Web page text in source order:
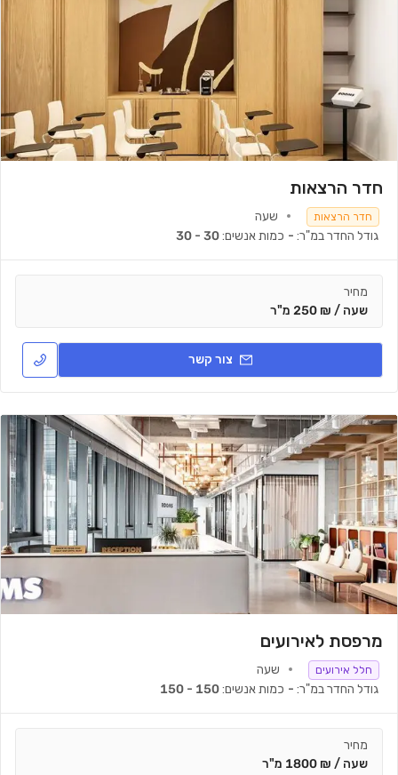
חדר הרצאות
חדר הרצאות
שעה
כמות אנשים:30 - 30 גודל החדר במ"ר: -
מחיר
שעה / ₪ 250 מ"ר
צור קשר
מרפסת לאירועים
חלל אירועים
שעה
כמות אנשים:150 - 150 גודל החדר במ"ר: -
מחיר
שעה / ₪ 1800 מ"ר